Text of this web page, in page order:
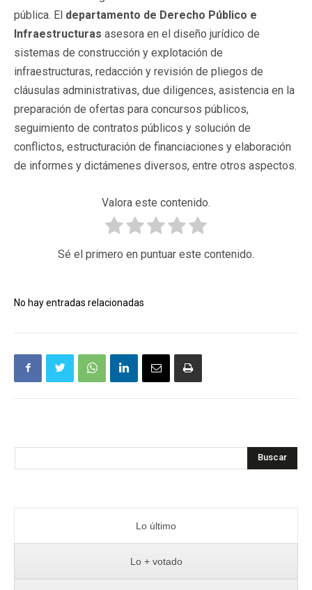
pública. El departamento de Derecho Público e
Infraestructuras asesora en el diseño jurídico de
sistemas de construcción y explotación de
infraestructuras, redacción y revisión de pliegos de
cláusulas administrativas, due diligences, asistencia en la
preparación de ofertas para concursos públicos,
seguimiento de contratos públicos y solución de
conflictos, estructuración de financiaciones y elaboración
de informes y dictámenes diversos, entre otros aspectos.
Valora este contenido.
Sé el primero en puntuar este contenido.
No hay entradas relacionadas
Buscar
Lo último
Lo + votado